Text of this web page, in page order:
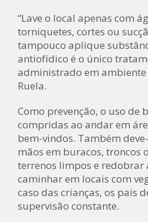
“Lave o local apenas com
torniquetes, cortes ou
tampouco aplique
antiofídico é o único
administrado em
Ruela.
Como prevenção, o uso de
compridas ao andar em
bem-vindos. Também
mãos em buracos, troncos
terrenos limpos e redobrar
caminhar em locais com
caso das crianças, os pais
supervisão constante.